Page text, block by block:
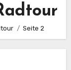
Seite 2